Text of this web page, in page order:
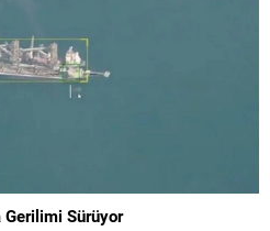
Gerilimi Sürüyor